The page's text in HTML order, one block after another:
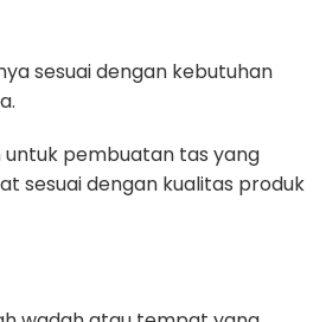
sesuai dengan kebutuhan
untuk pembuatan tas yang
sesuai dengan kualitas produk